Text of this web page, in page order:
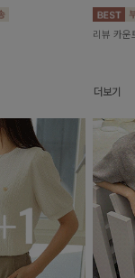
리뷰 카운
더보기